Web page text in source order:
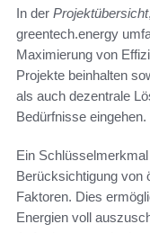
In der Projektübersicht
greentech.energy
Maximierung von
Projekte beinhalten
als auch dezentrale
Bedürfnisse eingehen.
Ein
Berücksichtigung von
Faktoren. Dies
Energien voll